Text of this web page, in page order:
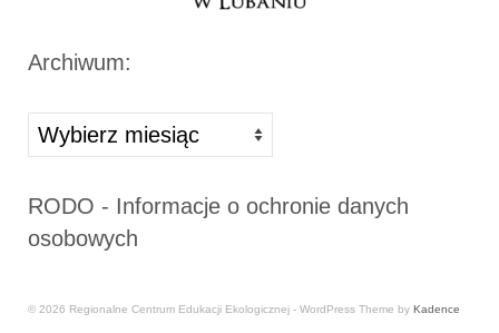
Archiwum:
Archiwa
RODO - Informacje o ochronie danych
osobowych
© 2026 Regionalne Centrum Edukacji Ekologicznej - WordPress Theme by Kadence